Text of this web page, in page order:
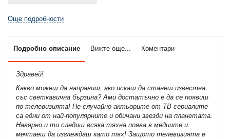
Още подробности
Подробно описание Вижте още... Коментари
Здравей!
Какво можеш да направиш, ако искаш да станеш известна
със светкавична бързина? Ами достатъчно е да се появиш
по телевизията! Не случайно актьорите от ТВ сериалите
са едни от най-популярните и обичани звезди на планетата.
Навярно и ти следиш всяка тяхна поява в медиите и
мечтаеш да изглеждаш като тях! Защото телевизията е